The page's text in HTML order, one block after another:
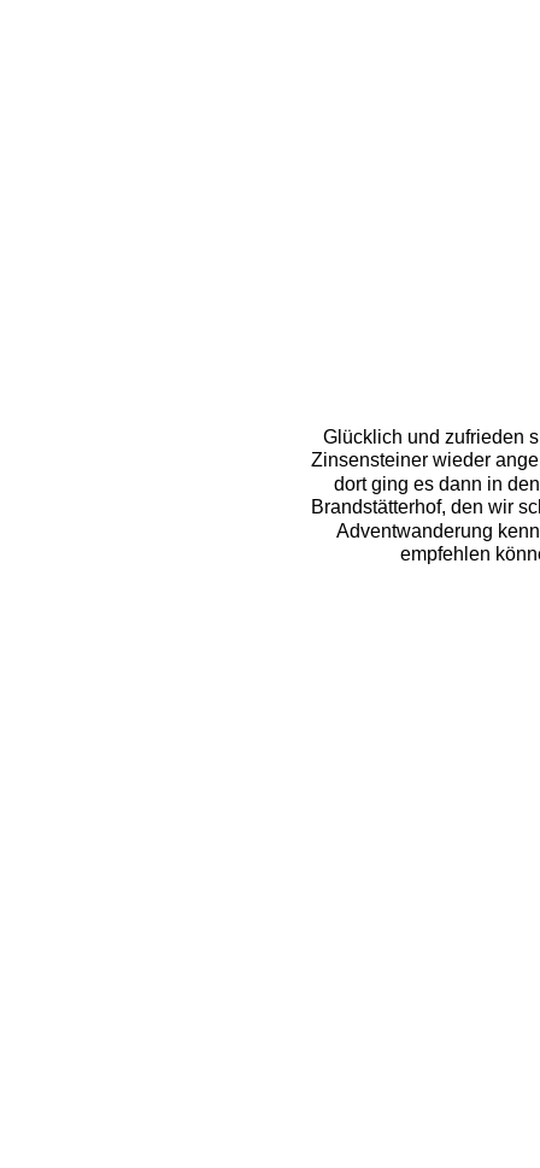
Glücklich und zufrieden
Zinsensteiner wieder
dort ging es dann in
Brandstätterhof, den wir
Adventwanderung
empfehlen